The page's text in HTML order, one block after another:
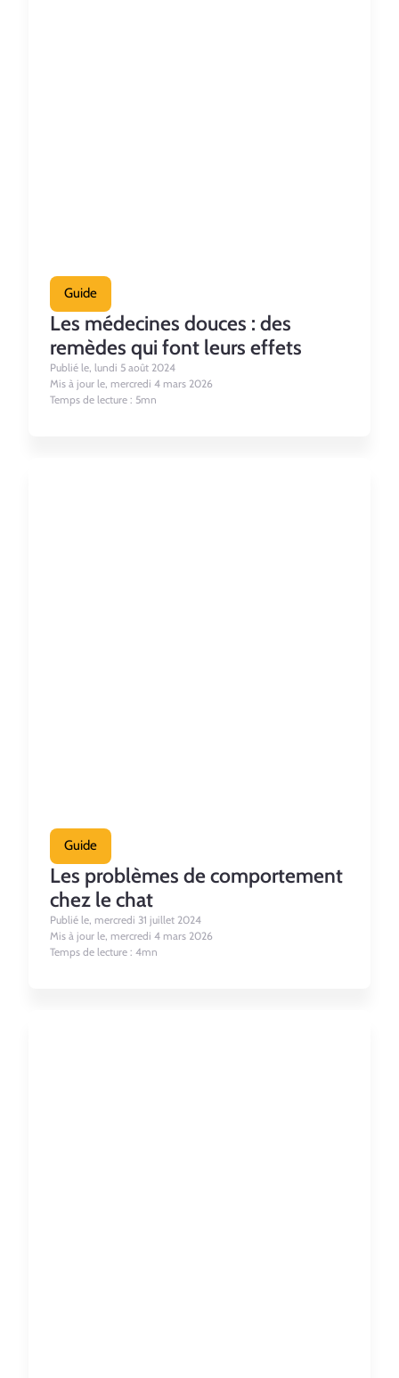
Guide
Les médecines douces : des
remèdes qui font leurs effets
Publié le, lundi 5 août 2024
Mis à jour le, mercredi 4 mars 2026
Temps de lecture : 5mn
Guide
Les problèmes de comportement
chez le chat
Publié le, mercredi 31 juillet 2024
Mis à jour le, mercredi 4 mars 2026
Temps de lecture : 4mn